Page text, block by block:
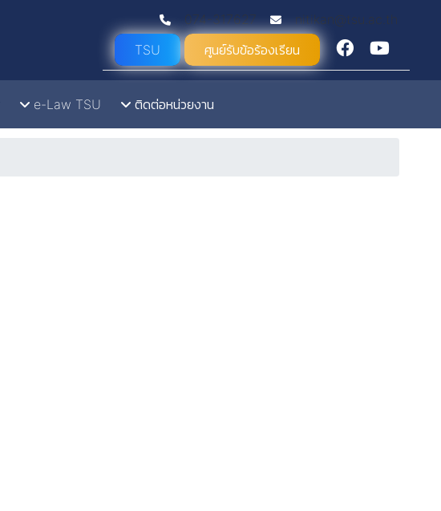
074-317627
nitikan@tsu.ac.th
TSU
ศูนย์รับข้อร้องเรียน
e-Law TSU ติดต่อหน่วยงาน